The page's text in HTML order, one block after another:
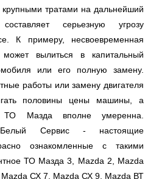
крупными тратами на дальнейший
серьезную угрозу
К примеру, несвоевременная
вылиться в капитальный
или его полную замену.
работы или замену двигателя
половины цены машины, а
ТО Мазда вполне умеренна.
Сервис - настоящие
ознакомленные с такими
ТО Мазда 3, Mazda 2, Mazda
СХ 7, Mazda СХ 9, Mazda ВТ